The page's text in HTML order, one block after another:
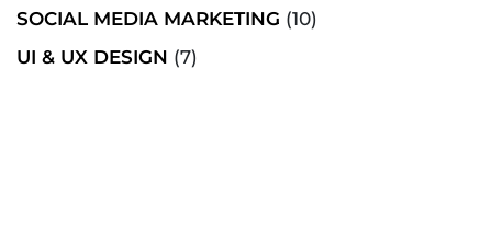
SOCIAL MEDIA MARKETING (10)
UI & UX DESIGN (7)